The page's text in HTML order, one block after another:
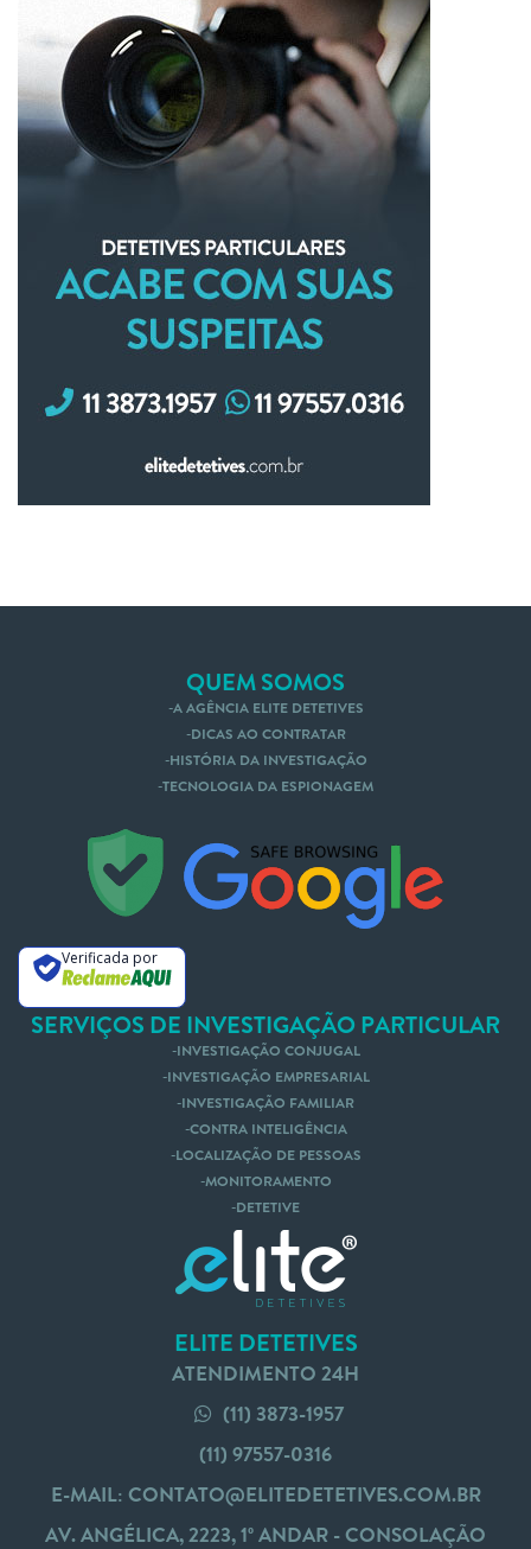
QUEM SOMOS
A AGÊNCIA ELITE DETETIVES
DICAS AO CONTRATAR
HISTÓRIA DA INVESTIGAÇÃO
TECNOLOGIA DA ESPIONAGEM
Verificada por
SERVIÇOS DE INVESTIGAÇÃO PARTICULAR
INVESTIGAÇÃO CONJUGAL
INVESTIGAÇÃO EMPRESARIAL
INVESTIGAÇÃO FAMILIAR
CONTRA INTELIGÊNCIA
LOCALIZAÇÃO DE PESSOAS
MONITORAMENTO
DETETIVE
ELITE DETETIVES
ATENDIMENTO 24H
(11) 3873-1957
(11) 97557-0316
E-MAIL: CONTATO@ELITEDETETIVES.COM.BR
AV. ANGÉLICA, 2223, 1º ANDAR - CONSOLAÇÃO
Nós te Ligamos Mande um Whatsapp